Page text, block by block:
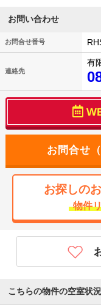
お問い合わせ
お問合せ番号
連絡先
有
お探しの
物件
こちらの物件の空室状況